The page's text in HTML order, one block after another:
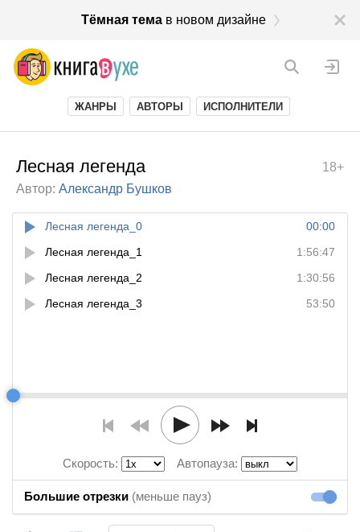
Тёмная темав новом дизайне
ЖАНРЫ АВТОРЫ ИСПОЛНИТЕЛИ
18+
Лесная легенда
Автор: Александр Бушков
00:00
Лесная легенда_0
1:56:47
Лесная легенда_1
1:30:56
Лесная легенда_2
53:50
Лесная легенда_3
Скорость: Автопауза:
Большие отрезки (меньше пауз)